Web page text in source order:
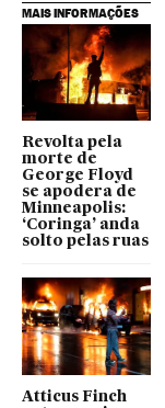
MAIS INFORMAÇÕES
Revolta pela
morte de
George Floyd
se apodera de
Minneapolis:
‘Coringa’ anda
solto pelas ruas
Atticus Finch